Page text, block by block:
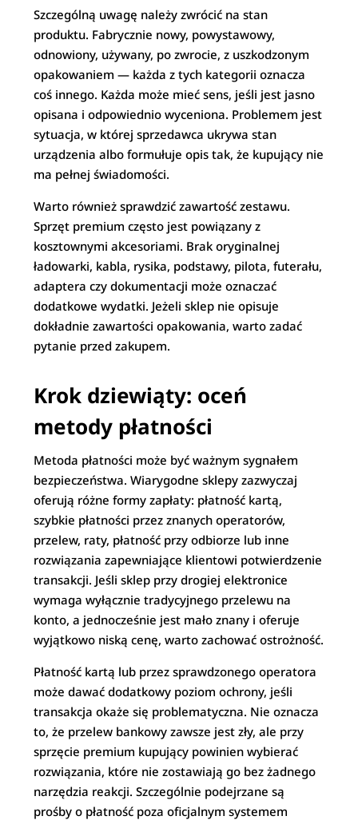
Szczególną uwagę należy zwrócić na stan
produktu. Fabrycznie nowy, powystawowy,
odnowiony, używany, po zwrocie, z uszkodzonym
opakowaniem — każda z tych kategorii oznacza
coś innego. Każda może mieć sens, jeśli jest jasno
opisana i odpowiednio wyceniona. Problemem jest
sytuacja, w której sprzedawca ukrywa stan
urządzenia albo formułuje opis tak, że kupujący nie
ma pełnej świadomości.
Warto również sprawdzić zawartość zestawu.
Sprzęt premium często jest powiązany z
kosztownymi akcesoriami. Brak oryginalnej
ładowarki, kabla, rysika, podstawy, pilota, futerału,
adaptera czy dokumentacji może oznaczać
dodatkowe wydatki. Jeżeli sklep nie opisuje
dokładnie zawartości opakowania, warto zadać
pytanie przed zakupem.
Krok dziewiąty: oceń
metody płatności
Metoda płatności może być ważnym sygnałem
bezpieczeństwa. Wiarygodne sklepy zazwyczaj
oferują różne formy zapłaty: płatność kartą,
szybkie płatności przez znanych operatorów,
przelew, raty, płatność przy odbiorze lub inne
rozwiązania zapewniające klientowi potwierdzenie
transakcji. Jeśli sklep przy drogiej elektronice
wymaga wyłącznie tradycyjnego przelewu na
konto, a jednocześnie jest mało znany i oferuje
wyjątkowo niską cenę, warto zachować ostrożność.
Płatność kartą lub przez sprawdzonego operatora
może dawać dodatkowy poziom ochrony, jeśli
transakcja okaże się problematyczna. Nie oznacza
to, że przelew bankowy zawsze jest zły, ale przy
sprzęcie premium kupujący powinien wybierać
rozwiązania, które nie zostawiają go bez żadnego
narzędzia reakcji. Szczególnie podejrzane są
prośby o płatność poza oficjalnym systemem